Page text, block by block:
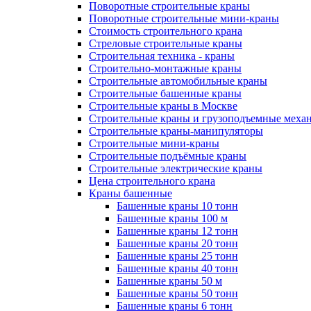
Поворотные строительные краны
Поворотные строительные мини-краны
Стоимость строительного крана
Стреловые строительные краны
Строительная техника - краны
Строительно-монтажные краны
Строительные автомобильные краны
Строительные башенные краны
Строительные краны в Москве
Строительные краны и грузоподъемные
Строительные краны-манипуляторы
Строительные мини-краны
Строительные подъёмные краны
Строительные электрические краны
Цена строительного крана
Краны башенные
Башенные краны 10 тонн
Башенные краны 100 м
Башенные краны 12 тонн
Башенные краны 20 тонн
Башенные краны 25 тонн
Башенные краны 40 тонн
Башенные краны 50 м
Башенные краны 50 тонн
Башенные краны 6 тонн